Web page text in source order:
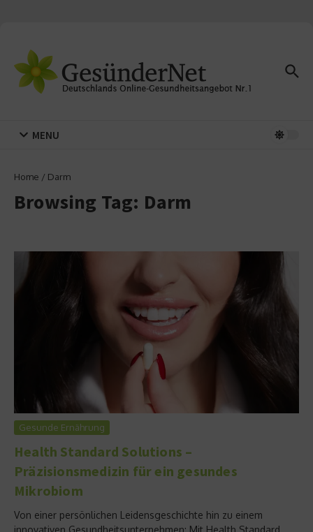
MENU
Home / Darm
Browsing Tag: Darm
Gesunde Ernährung
Health Standard Solutions –
Präzisionsmedizin für ein gesundes
Mikrobiom
Von einer persönlichen Leidensgeschichte hin zu einem
innovativen Gesundheitsunternehmen: Mit Health Standard